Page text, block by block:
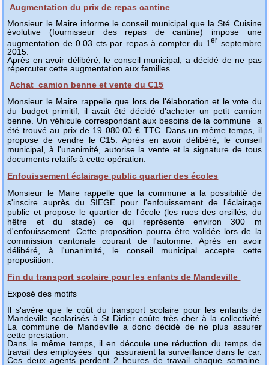
Augmentation du prix de repas cantine
Monsieur le Maire informe le conseil municipal que la Sté Cuisine
évolutive (fournisseur des repas de cantine) impose une
augmentation de 0.03 cts par repas à compter du 1er septembre
2015.
Après en avoir délibéré, le conseil municipal, a décidé de ne pas
répercuter cette augmentation aux familles.
Achat camion benne et vente du C15
Monsieur le Maire rappelle que lors de l'élaboration et le vote du
du budget primitif, il avait été décidé d'acheter un petit camion
benne. Un véhicule correspondant aux besoins de la commune a
été trouvé au prix de 19 080.00 € TTC. Dans un même temps, il
propose de vendre le C15. Après en avoir délibéré, le conseil
municipal, à l'unanimité, autorise la vente et la signature de tous
documents relatifs à cette opération.
Enfouissement éclairage public quartier des écoles
Monsieur le Maire rappelle que la commune a la possibilité de
s'inscire auprès du SIEGE pour l'enfouissement de l'éclairage
public et propose le quartier de l'école (les rues des orsillés, du
hêtre et du stade) ce qui représente environ 300 m
d'enfouissement. Cette proposition pourra être validée lors de la
commission cantonale courant de l'automne. Après en avoir
délibéré, à l'unanimité, le conseil municipal accepte cette
proposiition.
Fin du transport scolaire pour les enfants de Mandeville
Exposé des motifs
Il s'avère que le coût du transport scolaire pour les enfants de
Mandeville scolarisés à St Didier coûte très cher à la collectivité.
La commune de Mandeville a donc décidé de ne plus assurer
cette prestation.
Dans le même temps, il en découle une réduction du temps de
travail des employées qui assuraient la surveillance dans le car.
Ces deux agents perdent 2 heures de travail chaque semaine.